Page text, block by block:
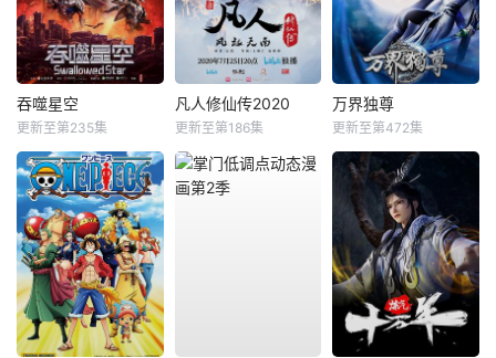
吞噬星空
更新至第235集
凡人修仙传2020
更新至第186集
万界独尊
更新至第472集